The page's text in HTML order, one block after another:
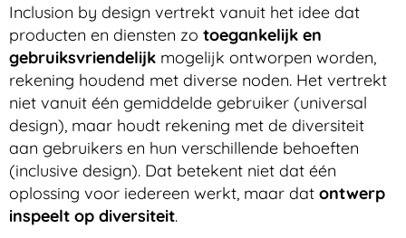
Inclusion by design vertrekt vanuit het idee dat
producten en diensten zo toegankelijk en
gebruiksvriendelijk mogelijk ontworpen worden,
rekening houdend met diverse noden. Het vertrekt
niet vanuit één gemiddelde gebruiker (universal
design), maar houdt rekening met de diversiteit
aan gebruikers en hun verschillende behoeften
(inclusive design). Dat betekent niet dat één
oplossing voor iedereen werkt, maar dat ontwerp
inspeelt op diversiteit.